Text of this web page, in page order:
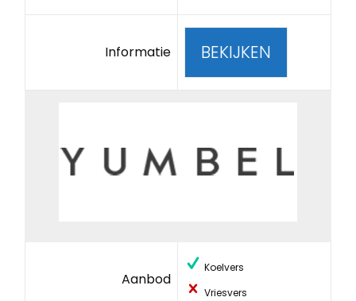
Informatie BEKIJKEN
Aanbod
Koelvers
Vriesvers